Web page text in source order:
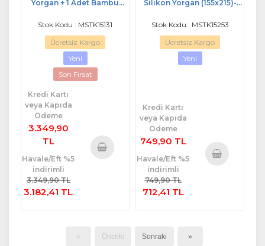
Yorgan + 1 Adet Bambu
Stok Kodu : MSTK15131
Ücretsiz Kargo
Yeni
Son Fırsat
Kredi Kartı
veya Kapıda
Ödeme
3.349,90
TL
Havale/Eft %5
indirimli
3.349,90 TL
3.182,41 TL
Silikon Yorgan (155x215)-
Stok Kodu : MSTK15253
Ücretsiz Kargo
Yeni
Kredi Kartı
veya Kapıda
Ödeme
749,90 TL
Havale/Eft %5
indirimli
749,90 TL
712,41 TL
« Önceki Sonraki »